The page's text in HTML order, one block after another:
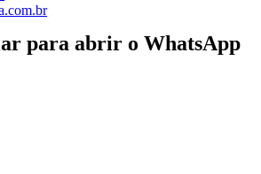
para abrir o WhatsApp